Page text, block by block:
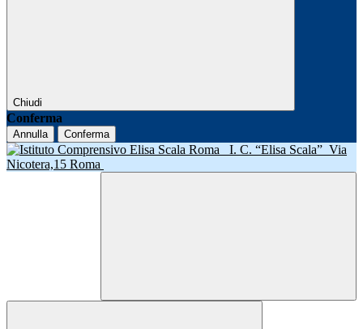
Chiudi
Conferma
Annulla Conferma
I. C. “Elisa Scala” Via
Nicotera,15 Roma